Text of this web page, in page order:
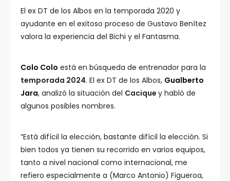
El ex DT de los Albos en la temporada 2020 y
ayudante en el exitoso proceso de Gustavo Benítez
valora la experiencia del Bichi y el Fantasma.
Colo Colo está en búsqueda de entrenador para la
temporada 2024. El ex DT de los Albos, Gualberto
Jara, analizó la situación del Cacique y habló de
algunos posibles nombres.
“Está difícil la elección, bastante difícil la elección. Si
bien todos ya tienen su recorrido en varios equipos,
tanto a nivel nacional como internacional, me
refiero especialmente a (Marco Antonio) Figueroa,